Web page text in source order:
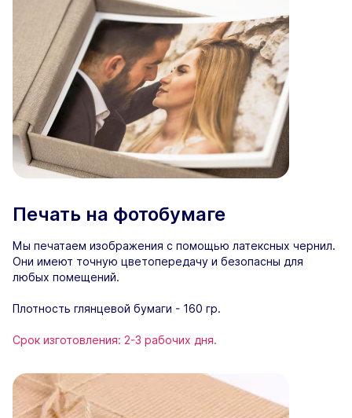
Печать на фотобумаге
Мы печатаем изображения с помощью латексных чернил.
Они имеют точную цветопередачу и безопасны для
любых помещений.
Плотность глянцевой бумаги - 160 гр.
Срок изготовления: 2-3 рабочих дня.